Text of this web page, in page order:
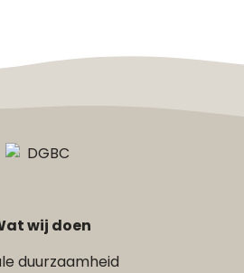
wij doen
duurzaamheid